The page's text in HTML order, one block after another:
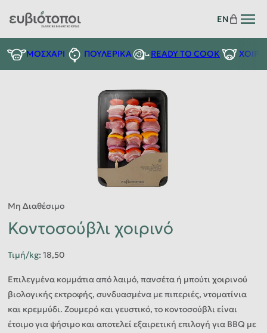
EN
ΜΟΣΧΑΡΙ ΠΟΥΛΕΡΙΚΑ READY TO COOK
Μη Διαθέσιμο
Κοντοσούβλι χοιρινό
Τιμή/kg: 18,50
Επιλεγμένα κομμάτια από λαιμό, πανσέτα ή μπούτι χοιρινού
βιολογικής εκτροφής, συνδυασμένα με πιπεριές, ντοματίνια
και κρεμμύδι. Ζουμερό και γευστικό, το κοντοσούβλι είναι
έτοιμο για ψήσιμο και αποτελεί εξαιρετική επιλογή για BBQ με